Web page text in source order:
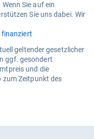
Sie auf ein
Sie uns dabei. Wir
finanziert
geltender gesetzlicher
ggf. gesondert
und die
zum Zeitpunkt des